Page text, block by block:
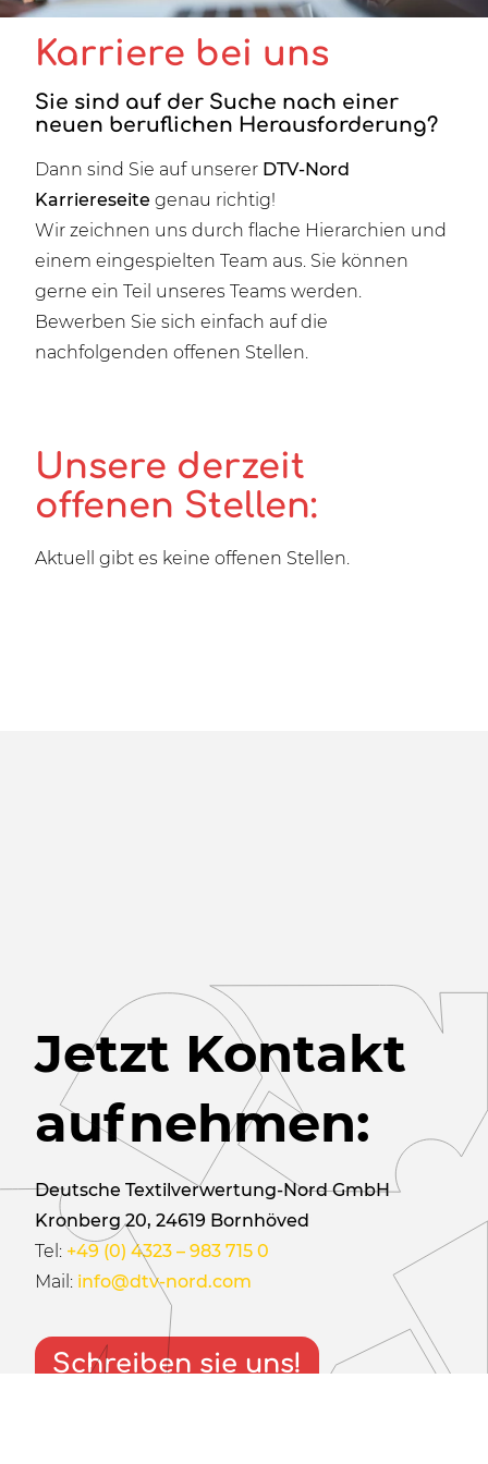
Karriere bei uns
Sie sind auf der Suche nach einer
neuen beruflichen Herausforderung?
Dann sind Sie auf unserer DTV-Nord
Karriereseite genau richtig!
Wir zeichnen uns durch flache Hierarchien und
einem eingespielten Team aus. Sie können
gerne ein Teil unseres Teams werden.
Bewerben Sie sich einfach auf die
nachfolgenden offenen Stellen.
Unsere derzeit
offenen Stellen:
Aktuell gibt es keine offenen Stellen.
Jetzt Kontakt
aufnehmen:
Deutsche Textilverwertung-Nord GmbH
Kronberg 20, 24619 Bornhöved
Tel: +49 (0) 4323 – 983 715 0
Mail: info@dtv-nord.com
Schreiben sie uns!